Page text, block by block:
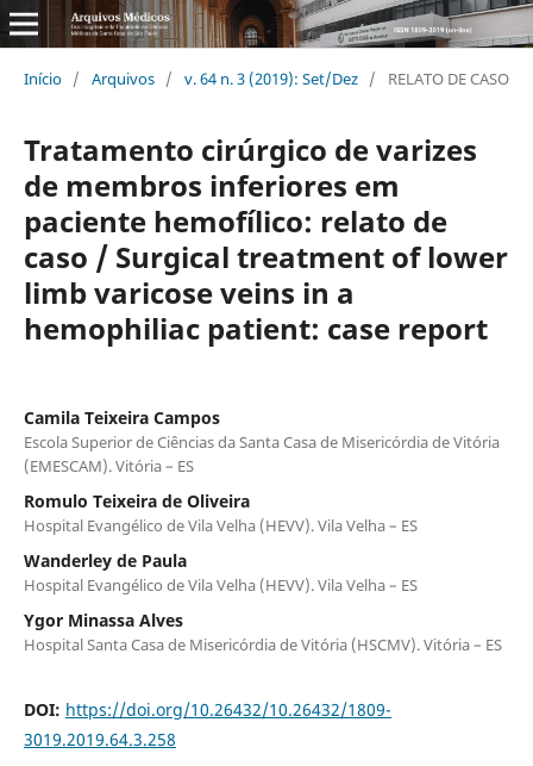
Início / Arquivos / v. 64 n. 3 (2019): Set/Dez / RELATO DE CASO
Tratamento cirúrgico de varizes
de membros inferiores em
paciente hemofí­lico: relato de
caso / Surgical treatment of lower
limb varicose veins in a
hemophiliac patient: case report
Camila Teixeira Campos
Escola Superior de Ciências da Santa Casa de Misericórdia de Vitória
(EMESCAM). Vitória – ES
Romulo Teixeira de Oliveira
Hospital Evangélico de Vila Velha (HEVV). Vila Velha – ES
Wanderley de Paula
Hospital Evangélico de Vila Velha (HEVV). Vila Velha – ES
Ygor Minassa Alves
Hospital Santa Casa de Misericórdia de Vitória (HSCMV). Vitória – ES
DOI: https://doi.org/10.26432/10.26432/1809-
3019.2019.64.3.258